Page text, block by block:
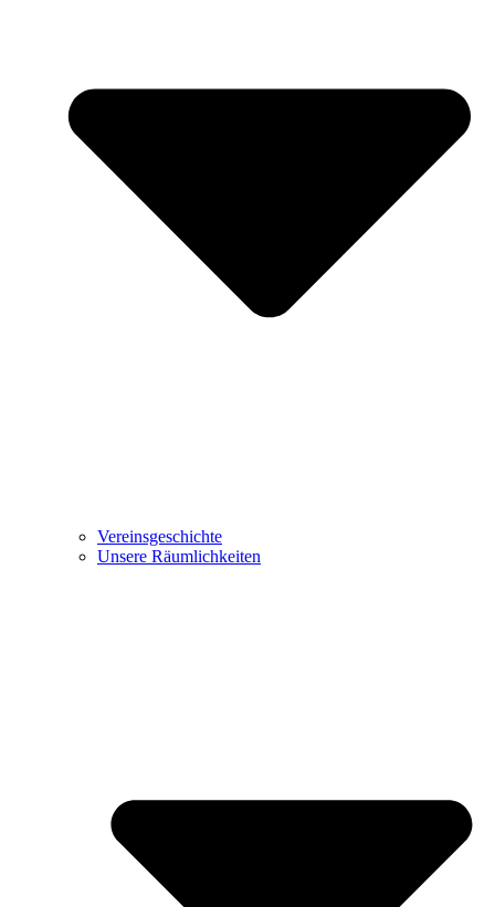
Vereinsgeschichte
Unsere Räumlichkeiten